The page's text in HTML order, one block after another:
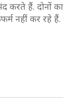
करते हैं. दोनों का
नहीं कर रहे हैं.